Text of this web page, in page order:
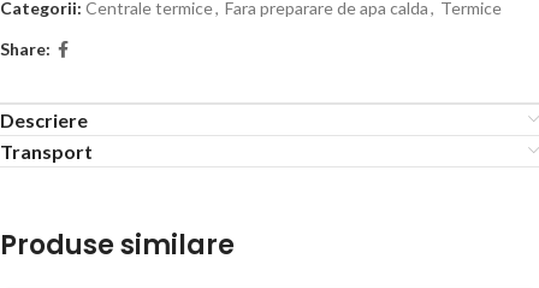
Categorii: Centrale termice, Fara preparare de apa calda, Termice
Share:
Descriere
Transport
Produse similare